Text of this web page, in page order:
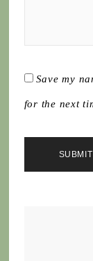
Save my
for the next